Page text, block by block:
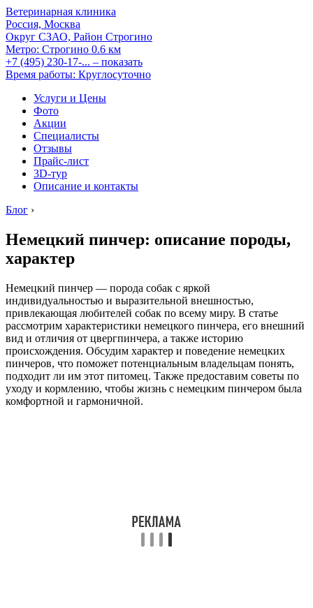
Ветеринарная клиника
Россия, Москва
Округ СЗАО, Район Строгино
Метро: Строгино 0.6 км
+7 (495) 230-17-... – показать
Время работы: Круглосуточно
Услуги и Цены
Фото
Акции
Специалисты
Отзывы
Прайс-лист
3D-тур
Описание и контакты
Блог ›
Немецкий пинчер: описание породы,
характер
Немецкий пинчер — порода собак с яркой
индивидуальностью и выразительной внешностью,
привлекающая любителей собак по всему миру. В статье
рассмотрим характеристики немецкого пинчера, его внешний
вид и отличия от цвергпинчера, а также историю
происхождения. Обсудим характер и поведение немецких
пинчеров, что поможет потенциальным владельцам понять,
подходит ли им этот питомец. Также предоставим советы по
уходу и кормлению, чтобы жизнь с немецким пинчером была
комфортной и гармоничной.